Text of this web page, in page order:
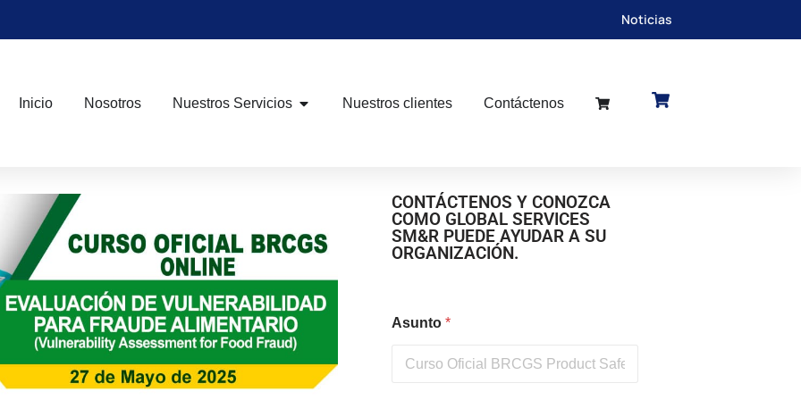
Noticias
Inicio Nosotros Nuestros Servicios Nuestros clientes Contáctenos
CONTÁCTENOS Y CONOZCA
COMO GLOBAL SERVICES
SM&R PUEDE AYUDAR A SU
ORGANIZACIÓN.
Asunto *